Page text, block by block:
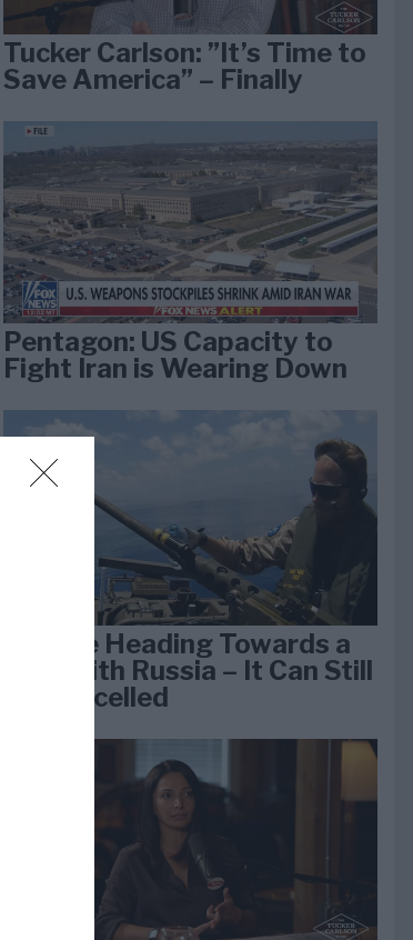
Tucker Carlson: ”It’s Time to
Save America” – Finally
Pentagon: US Capacity to
Fight Iran is Wearing Down
We Are Heading Towards a
War With Russia – It Can Still
Be Cancelled